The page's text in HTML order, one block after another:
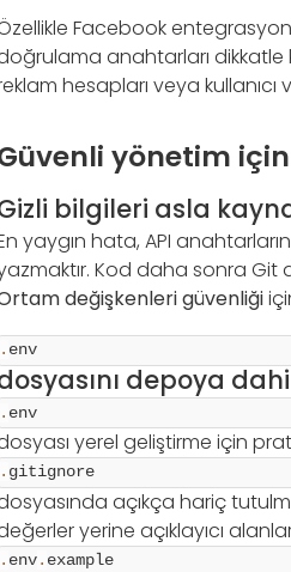
Facebook
anahtarları dikkatle
hesapları veya kullanıcı
yönetim
bilgileri asla
yaygın hata, API
Kod daha sonra Git
değişkenleri güvenliği
. env
depoya
. env
yerel geliştirme için
. gitignore
açıkça hariç
yerine açıklayıcı
. env. example